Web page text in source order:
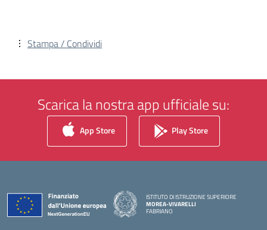
Stampa / Condividi
Scarica la nostra app ufficiale su:
App Store Play Store
ISTITUTO DI ISTRUZIONE SUPERIORE
MOREA-VIVARELLI
FABRIANO